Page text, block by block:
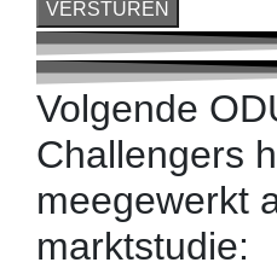
VERSTUREN
Volgende
Challengers
meegewerkt
marktstudie: